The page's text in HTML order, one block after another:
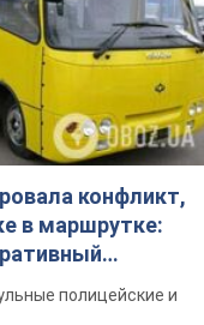
конфликт,
в маршрутке:
полицейские и